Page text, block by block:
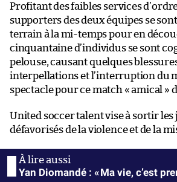
Profitant des faibles services
supporters des deux équipes se
terrain à la mi-temps pour en
cinquantaine d’individus se sont
pelouse, causant quelques
interpellations et l’interruption du
spectacle pour ce match « amical »
United soccer talent vise à sortir les
défavorisés de la violence et de la
Yan Diomandé : « Ma vie, c’est